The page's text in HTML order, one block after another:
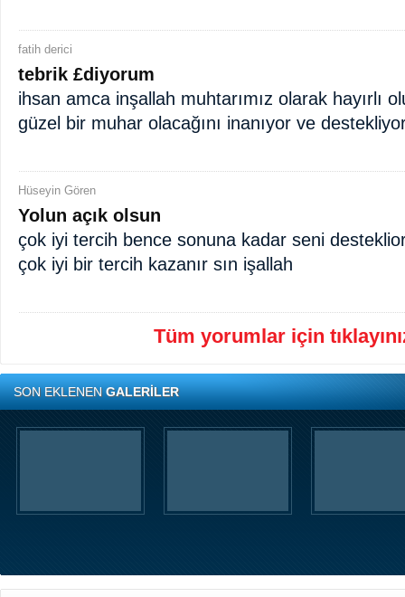
fatih derici
tebrik £diyorum
ihsan amca inşallah muhtarımız olarak hayırlı
güzel bir muhar olacağını inanıyor ve
Hüseyin Gören
Yolun açık olsun
çok iyi tercih bence sonuna kadar seni
çok iyi bir tercih kazanır sın işallah
Tüm yorumlar için
SON EKLENENGALERİLER